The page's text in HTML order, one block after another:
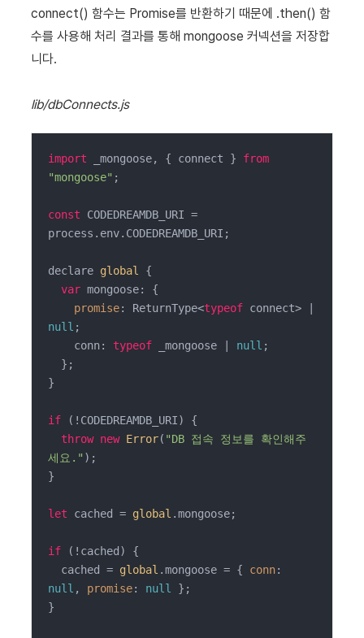
connect() 함수는 Promise를 반환하기 때문에 .then() 함
수를 사용해 처리 결과를 통해 mongoose 커넥션을 저장합
니다.
lib/dbConnects.js
import _mongoose, { connect } from
"mongoose" ;
const CODEDREAMDB_URI =
process.env.CODEDREAMDB_URI;
declare global {
var mongoose: {
promise: ReturnType<typeof
null ;
    conn:
typeof _mongoose | null ;
}
if (!CODEDREAMDB_URI) {
throw new Error( "DB 접속 정보를 확인해주
세요." );
}
let cached = global .mongoose;
if (!cached) {
  cached =
global .mongoose = { conn
null , promise: null };
}